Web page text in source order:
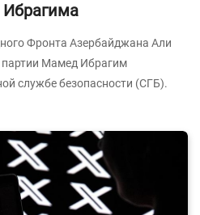
Фронта Азербайджана Али
Мамед Ибрагим
службе безопасности (СГБ).